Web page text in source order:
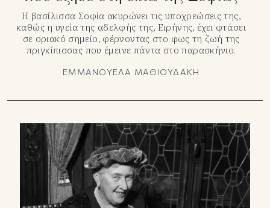
Η βασίλισσα Σοφία ακυρώνει τις υποχρεώσεις της,
καθώς η υγεία της αδελφής της, Ειρήνης, έχει φτάσει
σε οριακό σημείο, φέρνοντας στο φως τη ζωή της
πριγκίπισσας που έμεινε πάντα στο παρασκήνιο.
ΕΜΜΑΝΟΥΕΛΑ ΜΑΘΙΟΥΔΑΚΗ